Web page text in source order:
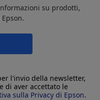
su prodotti,
l'invio della newsletter,
di aver accettato le
sulla Privacy di Epson.